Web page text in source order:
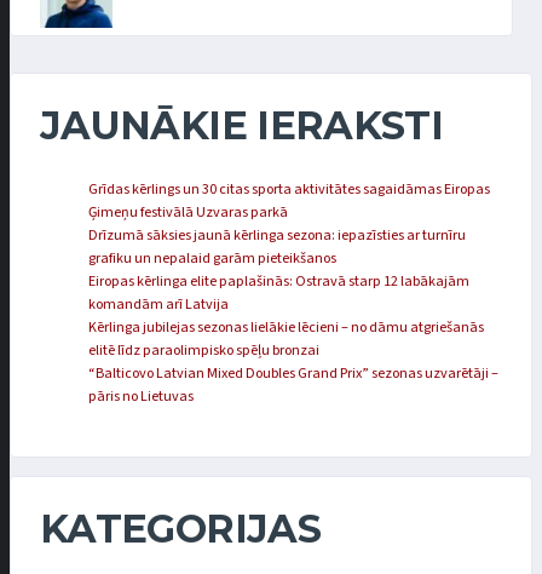
JAUNĀKIE IERAKSTI
Grīdas kērlings un 30 citas sporta aktivitātes sagaidāmas Eiropas
Ģimeņu festivālā Uzvaras parkā
Drīzumā sāksies jaunā kērlinga sezona: iepazīsties ar turnīru
grafiku un nepalaid garām pieteikšanos
Eiropas kērlinga elite paplašinās: Ostravā starp 12 labākajām
komandām arī Latvija
Kērlinga jubilejas sezonas lielākie lēcieni – no dāmu atgriešanās
elitē līdz paraolimpisko spēļu bronzai
“Balticovo Latvian Mixed Doubles Grand Prix” sezonas uzvarētāji –
pāris no Lietuvas
KATEGORIJAS